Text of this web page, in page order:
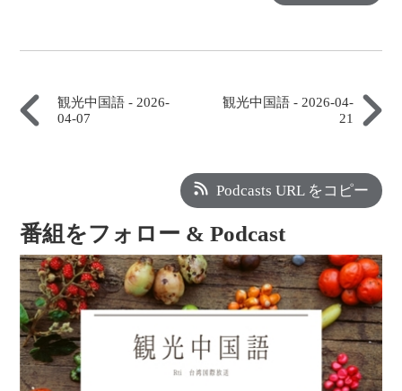
観光中国語 - 2026-
04-07
観光中国語 - 2026-04-
21
Podcasts URL をコピー
番組をフォロー & Podcast